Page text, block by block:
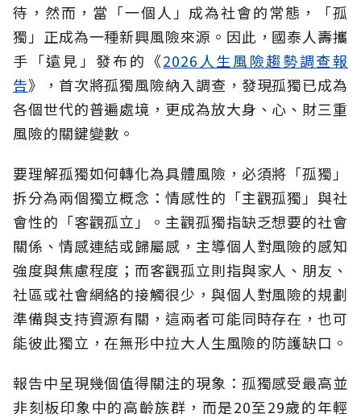
待，然而，當「一個人」成為社會的常態，「孤
獨」正成為一種新興風險來源。因此，國泰人壽攜
手「遠見」發布的《2026人生風險趨勢調查報
告》，首次將孤獨風險納入調查，發現孤獨已成為
各個世代的普遍處境，更成為放大身、心、財三重
風險的關鍵變數。
要理解孤獨如何轉化為具體風險，必須將「孤獨」
拆分為兩個獨立概念：情感性的「主觀孤獨」與社
會性的「客觀孤立」。主觀孤獨指缺乏想要的社會
關係、情感連結或歸屬感，主導個人對風險的感知
強度與焦慮程度；而客觀孤立則指與家人、朋友、
社區或社會網絡的接觸很少，與個人對風險的規劃
準備與支持資源有關，這兩者可能同時存在，也可
能彼此獨立，在無形中拉大人生風險的防護缺口。
報告中呈現幾個值得關注的現象：孤獨感受最高並
非刻板印象中的高齡族群，而是20至29歲的年輕